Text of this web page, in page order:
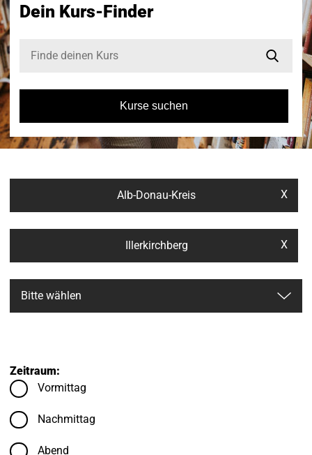
Dein Kurs-Finder
Kurse suchen
Alb-Donau-Kreis X
Illerkirchberg X
Zeitraum:
Vormittag
Nachmittag
Abend